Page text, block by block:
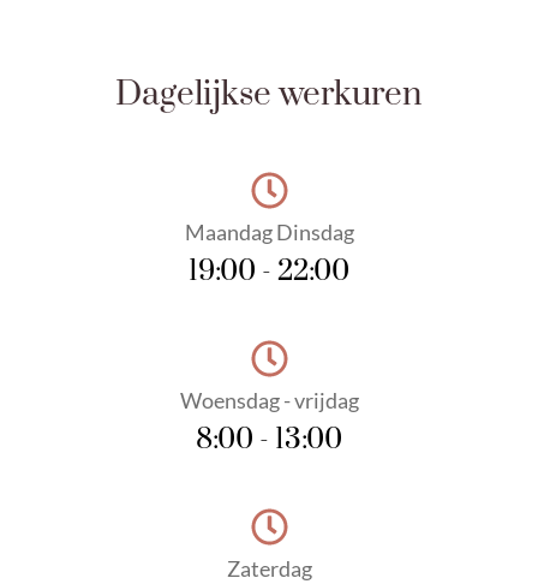
Dagelijkse werkuren
Maandag Dinsdag
19:00 - 22:00
Woensdag - vrijdag
8:00 - 13:00
Zaterdag